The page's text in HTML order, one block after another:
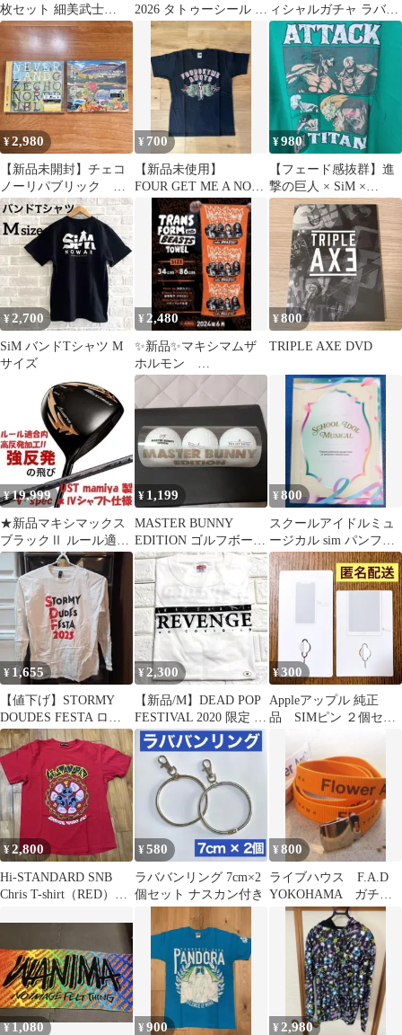
枚セット 細美武士
ELLEGARDEN
2026 タトゥーシール 非
売品 SIM
ィシャルガチャ ラバー
バンド2個セット
¥2,980
【新品未開封】チェコ
ノーリパブリック
NEVERLAND Mantle 初
回盤
¥ 700
【新品未使用】
FOUR GET ME A NOTS
フォゲミ Tシャツ
¥980
​【フェード感抜群】進
撃の巨人 × SiM ×
WEGO Tシャツ Lサイ
ズ
¥2,700
SiM バンドTシャツ M
サイズ
¥ 2,480
✨新品✨マキシマムザ
ホルモン
TRANSFOME into
BEASTSタオル
¥800
TRIPLE AXE DVD
¥19,999
★新品マキシマックス
ブラックⅡ ルール適合
内高反発加工V-spec α-
Ⅳ仕様
¥ 1,199
MASTER BUNNY
EDITION ゴルフボール
3個入 パーリーゲイツ
¥800
スクールアイドルミュ
ージカル sim パンフレ
ット ラブライブ
lovelive
¥ 1,655
【値下げ】STORMY
DOUDES FESTA ロンT
シャツ 2025
¥2,300
【新品/M】DEAD POP
FESTIVAL 2020 限定 T
シャツ
¥300
Appleアップル 純正
品 SIMピン ２個セッ
¥2,800
Hi-STANDARD SNB
Chris T-shirt（RED）
¥580
ラババンリング 7cm×2
個セット ナスカン付き
¥800
ライブハウス F.A.D
YOKOHAMA ガチャ
ベルト（ロング）オレ
¥1,080 ¥900 ¥ 2,980